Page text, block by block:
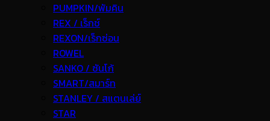
PUMPKIN/พัมคิน
REX / เร็กช์
REXON/เร็กซ่อน
ROWEL
SANKO / ซันโก้
SMART/สมาร์ท
STANLEY / สแตนเล่ย์
STAR